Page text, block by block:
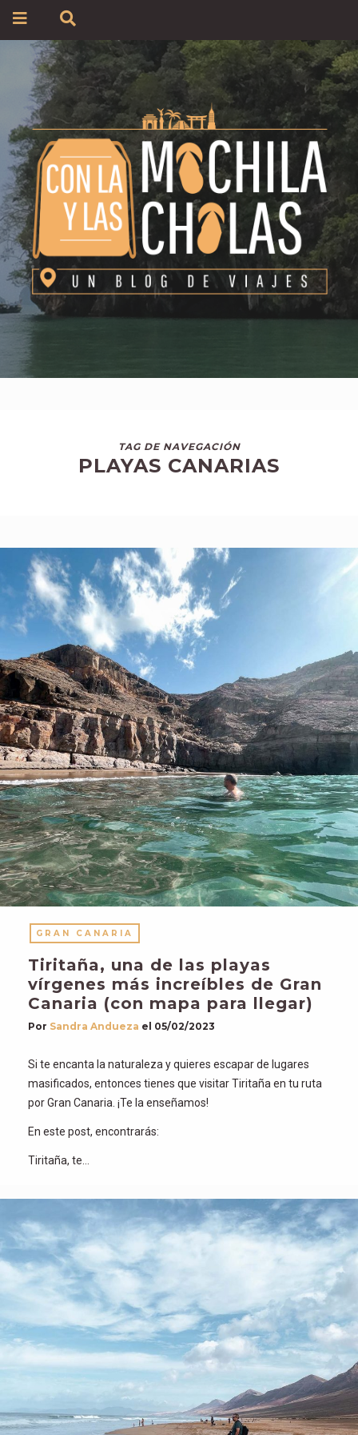
TAG DE NAVEGACIÓN
PLAYAS CANARIAS
GRAN CANARIA
Tiritaña, una de las playas
vírgenes más increíbles de Gran
Canaria (con mapa para llegar)
Por Sandra Andueza el 05/02/2023
Si te encanta la naturaleza y quieres escapar de lugares
masificados, entonces tienes que visitar Tiritaña en tu ruta
por Gran Canaria. ¡Te la enseñamos!
En este post, encontrarás:
Tiritaña, te…